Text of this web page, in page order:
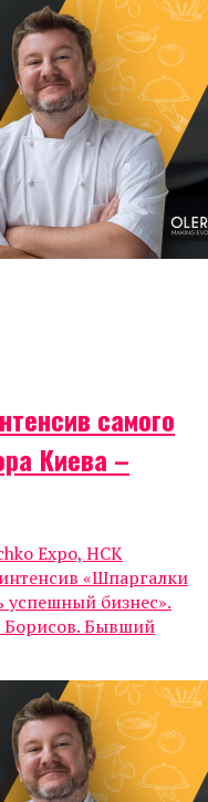
самого
Киева –
Expo, НСК
«Шпаргалки
успешный бизнес».
Борисов. Бывший